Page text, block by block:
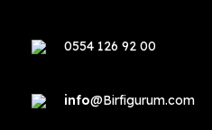
0554 126 92 00
info@Birfigurum.com